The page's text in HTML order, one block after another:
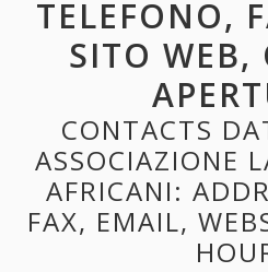
TELEFONO,
SITO WEB,
CONTACTS
ASSOCIAZIONE
AFRICANI:
FAX, EMAIL,